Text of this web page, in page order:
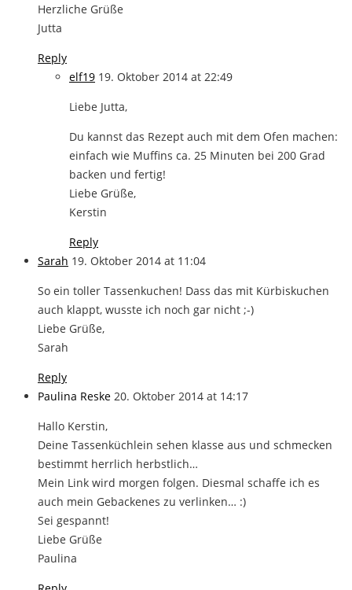
Herzliche Grüße
Jutta
Reply
elf19 19. Oktober 2014 at 22:49
Liebe Jutta,
Du kannst das Rezept auch mit dem Ofen machen:
einfach wie Muffins ca. 25 Minuten bei 200 Grad
backen und fertig!
Liebe Grüße,
Kerstin
Reply
Sarah 19. Oktober 2014 at 11:04
So ein toller Tassenkuchen! Dass das mit Kürbiskuchen
auch klappt, wusste ich noch gar nicht ;-)
Liebe Grüße,
Sarah
Reply
Paulina Reske 20. Oktober 2014 at 14:17
Hallo Kerstin,
Deine Tassenküchlein sehen klasse aus und schmecken
bestimmt herrlich herbstlich…
Mein Link wird morgen folgen. Diesmal schaffe ich es
auch mein Gebackenes zu verlinken… :)
Sei gespannt!
Liebe Grüße
Paulina